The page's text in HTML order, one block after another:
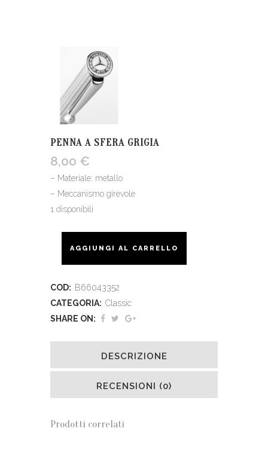
PENNA A SFERA GRIGIA
8,00 €
– Materiale: metallo
– Meccanismo girevole
1 disponibili
AGGIUNGI AL CARRELLO
COD: B66043352
CATEGORIA: Classic
SHARE ON:
DESCRIZIONE
RECENSIONI (0)
Prodotti correlati